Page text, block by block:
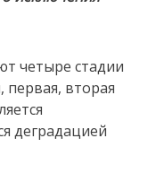
четыре стадии
первая, вторая
деградацией